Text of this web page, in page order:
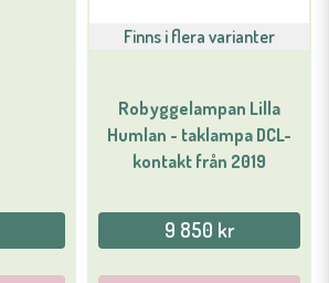
Finns i flera varianter
Robyggelampan Lilla
Humlan - taklampa DCL-
kontakt från 2019
9 850 kr